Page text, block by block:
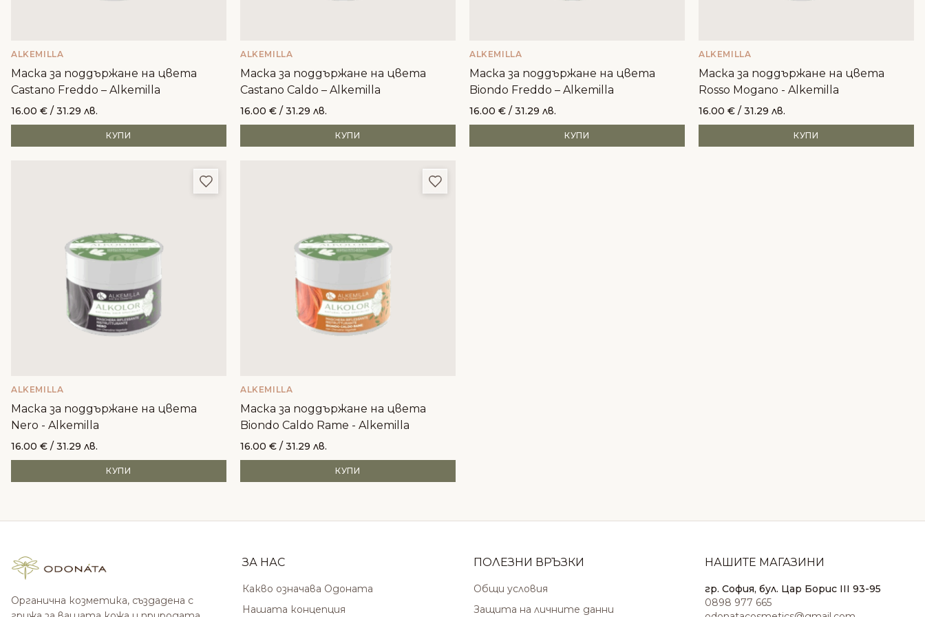
ALKEMILLA
Маска за поддържане на цвета
Castano Freddo – Alkemilla
16.00 € / 31.29 лв.
КУПИ
ALKEMILLA
Маска за поддържане на цвета
Castano Caldo – Alkemilla
16.00 € / 31.29 лв.
КУПИ
ALKEMILLA
Маска за поддържане на цвета
Biondo Freddo – Alkemilla
16.00 € / 31.29 лв.
КУПИ
ALKEMILLA
Маска за поддържане на цвета
Rosso Mogano - Alkemilla
16.00 € / 31.29 лв.
КУПИ
Добави в любими
ALKEMILLA
Маска за поддържане на цвета
Nero - Alkemilla
16.00 € / 31.29 лв.
КУПИ
Добави в любими
ALKEMILLA
Маска за поддържане на цвета
Biondo Caldo Rame - Alkemilla
16.00 € / 31.29 лв.
КУПИ
Органична козметика, създадена с
ЗА НАС
Какво означава Одоната
Нашата концепция
ПОЛЕЗНИ ВРЪЗКИ
Общи условия
Защита на личните данни
НАШИТЕ МАГАЗИНИ
гр. София, бул. Цар Борис III 93-95
0898 977 665